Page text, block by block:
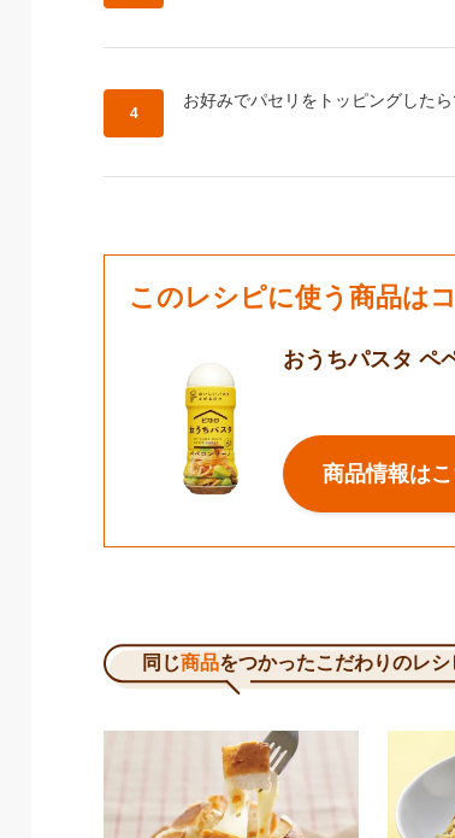
作り方4：
お好みでパセリをトッピングしたら
このレシピに使う商品はコ
おうちパスタ ペ
商品情報は
同じ商品をつかったこだわりのレシ